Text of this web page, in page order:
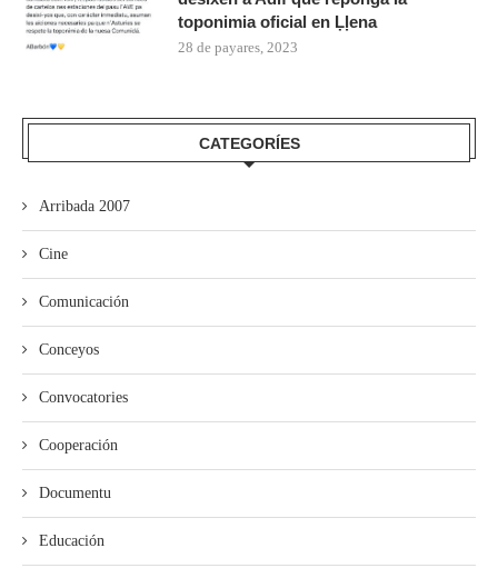
toponimia oficial en Ḷḷena
28 de payares, 2023
CATEGORÍES
Arribada 2007
Cine
Comunicación
Conceyos
Convocatories
Cooperación
Documentu
Educación